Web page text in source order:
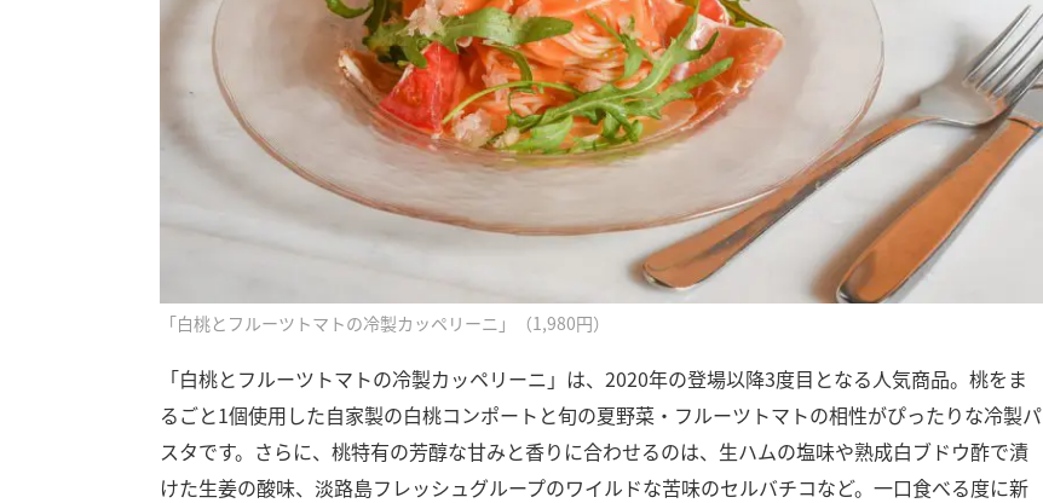
「白桃とフルーツトマトの冷製カッペリーニ」（1,980円）
「白桃とフルーツトマトの冷製カッペリーニ」は、2020年の登場以降3度目となる人気商品。桃をま
るごと1個使用した自家製の白桃コンポートと旬の夏野菜・フルーツトマトの相性がぴったりな冷製パ
スタです。さらに、桃特有の芳醇な甘みと香りに合わせるのは、生ハムの塩味や熟成白ブドウ酢で漬
けた生姜の酸味、淡路島フレッシュグループのワイルドな苦味のセルバチコなど。一口食べる度に新